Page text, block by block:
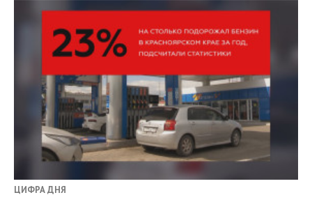
ЦИФРА ДНЯ